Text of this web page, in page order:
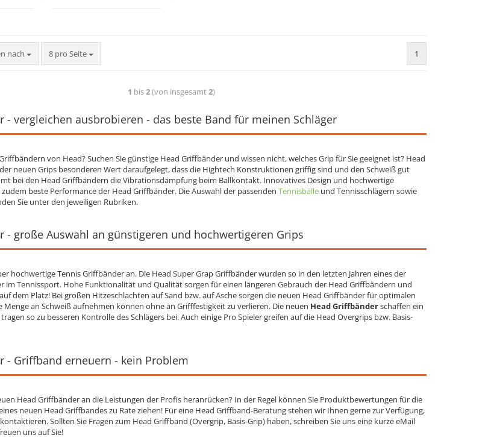
nach 8 pro Seite 1
1 bis2(von insgesamt2)
- vergleichen ausbrobieren - das beste Band für meinen Schläger
von Head? Suchen Sie günstige Head Griffbänder und wissen nicht, welches Grip für Sie geeignet ist? Head
neuen Grips besonderen Wert daraufgelegt, dass die Hightech Konstruktionen griffig sind und den Schweiß gut
bei den Head Griffbändern die Vibrationsdämpfung beim Ballkontakt. Innovatives Design und hochwertige
beste Performance der Head Griffbänder. Die Auswahl der passenden Tennisbälleund Tennisschlägern sowie
Sie unter den jeweiligen Rubriken.
- große Auswahl an günstigeren und hochwertigeren Grips
hochwertige Tennis Griffbänder an. Die Head Super Grap Griffbänder wurden so in den letzten Jahren eines der
im Tennissport. Hohe Funktionalität und Qualität sorgen für einen längeren Gebrauch der Head Griffbändern und
dem Platz! Bei großen Hitzeschlachten auf Sand bzw. auf Asche sorgen die neuen Head Griffbänder für optimalen
Menge an Schweiß aufnehmen können ohne an Grifffestigkeit zu verlieren. Die neuen Head Griffbänderschaffen ein
so zu besseren Kontrolle des Schlägers bei. Auch einige Pro Spieler greifen auf die Head Overgrips bzw. Basis-
- Griffband erneuern - kein Problem
Head Griffbänder an die Leistungen der Profis heranrücken? In der Regel können Sie Produktbewertungen für die
neuen Head Griffbandes zu Rate ziehen! Für eine Head Griffband-Beratung stehen wir Ihnen gerne zur Verfügung,
Sollten Sie Fragen zum Head Griffband (Overgrip, Basis-Grip) haben, schreiben Sie uns eine kurze eMail
uns auf Sie!